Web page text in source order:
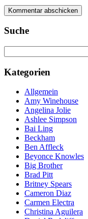
Suche
nach:
Kategorien
Allgemein
Amy Winehouse
Angelina Jolie
Ashlee Simpson
Bai Ling
Beckham
Ben Affleck
Beyonce Knowles
Big Brother
Brad Pitt
Britney Spears
Cameron Diaz
Carmen Electra
Christina Aguilera